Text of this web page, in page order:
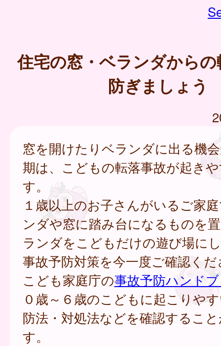
住宅の窓・ベランダから
防ぎましょう
窓を開けたりベランダに出る機
期は、こどもの転落事故が起き
す。
１歳以上のお子さんがいるご家
ンダや窓に踏み台になるものを
ランダをこどもだけの遊び場に
事故予防対策を今一度ご確認く
こども家庭庁の事故予防ハンド
０歳～６歳のこどもに起こりや
防法・対処法などを確認するこ
す。